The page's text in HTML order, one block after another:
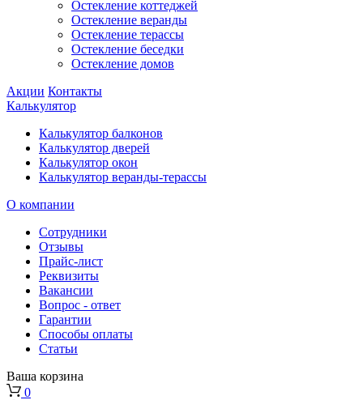
Остекление коттеджей
Остекление веранды
Остекление терассы
Остекление беседки
Остекление домов
Акции Контакты
Калькулятор
Калькулятор балконов
Калькулятор дверей
Калькулятор окон
Калькулятор веранды-терассы
О компании
Сотрудники
Отзывы
Прайс-лист
Реквизиты
Вакансии
Вопрос - ответ
Гарантии
Способы оплаты
Статьи
Ваша корзина
0